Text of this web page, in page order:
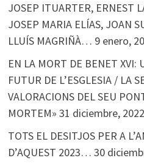
JOSEP ITUARTER, ERNEST
JOSEP MARIA ELÍAS, JOAN
LLUÍS MAGRIÑÀ… 9 enero,
EN LA MORT DE BENET XVI:
FUTUR DE L’ESGLESIA / LA
VALORACIONS DEL SEU
MORTEM» 31 diciembre, 2022
TOTS EL DESITJOS PER A
D’AQUEST 2023… 30